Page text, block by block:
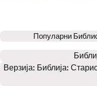
Популарни
Верзија: Библија: